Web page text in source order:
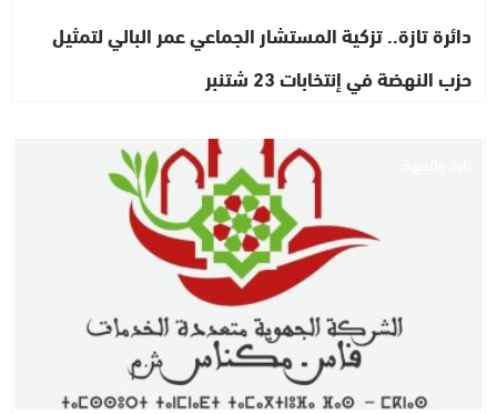
دائرة تازة.. تزكية المستشار الجماعي عمر البالي لتمثيل
حزب النهضة في إنتخابات 23 شتنبر